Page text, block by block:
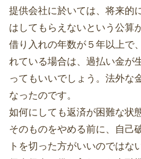
提供会社に於いては、将来的
はしてもらえないという公算
借り入れの年数が５年以上で
れている場合は、過払い金が
ってもいいでしょう。法外な
なったのです。
如何にしても返済が困難な状
そのものをやめる前に、自己
トを切った方がいいのではな